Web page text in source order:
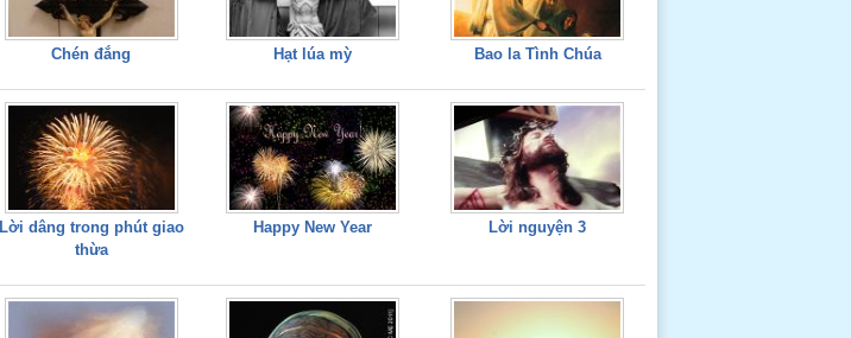
Chén đắng Hạt lúa mỳ Bao la Tình Chúa
Lời dâng trong phút giao
thừa
Happy New Year Lời nguyện 3